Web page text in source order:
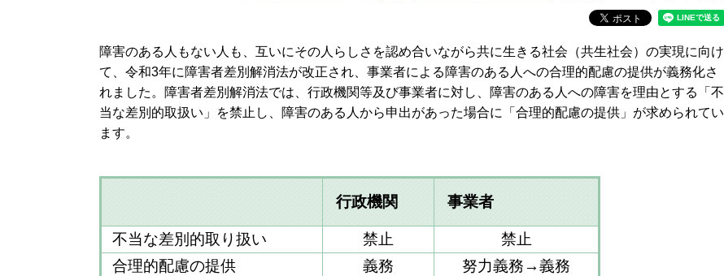
障害のある人もない人も、互いにその人らしさを認め合いながら共に生きる社会（共生社会）の実現に向け
て、令和3年に障害者差別解消法が改正され、事業者による障害のある人への合理的配慮の提供が義務化さ
れました。障害者差別解消法では、行政機関等及び事業者に対し、障害のある人への障害を理由とする「不
当な差別的取扱い」を禁止し、障害のある人から申出があった場合に「合理的配慮の提供」が求められてい
ます。
行政機関 事業者
不当な差別的取り扱い 禁止
禁止
合理的配慮の提供
義務 努力義務→義務